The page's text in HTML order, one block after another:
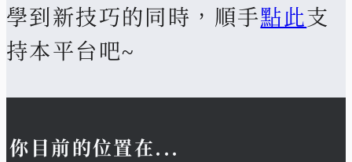
學到新技巧的同時，順手點此支
持本平台吧~
你目前的位置在...